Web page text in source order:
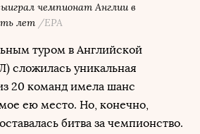
чемпионат Англии в
лет /ЕРА
туром в Английской
сложилась уникальная
20 команд имела шанс
ею место. Но, конечно,
битва за чемпионство.